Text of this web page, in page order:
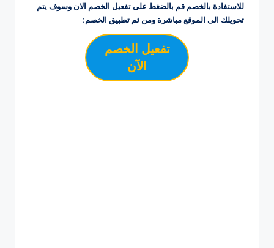
للاستفادة بالخصم قم بالضغط على تفعيل الخصم الان وسوف يتم
تحويلك الى الموقع مباشرة ومن ثم تطبيق الخصم:
تفعيل الخصم
الآن